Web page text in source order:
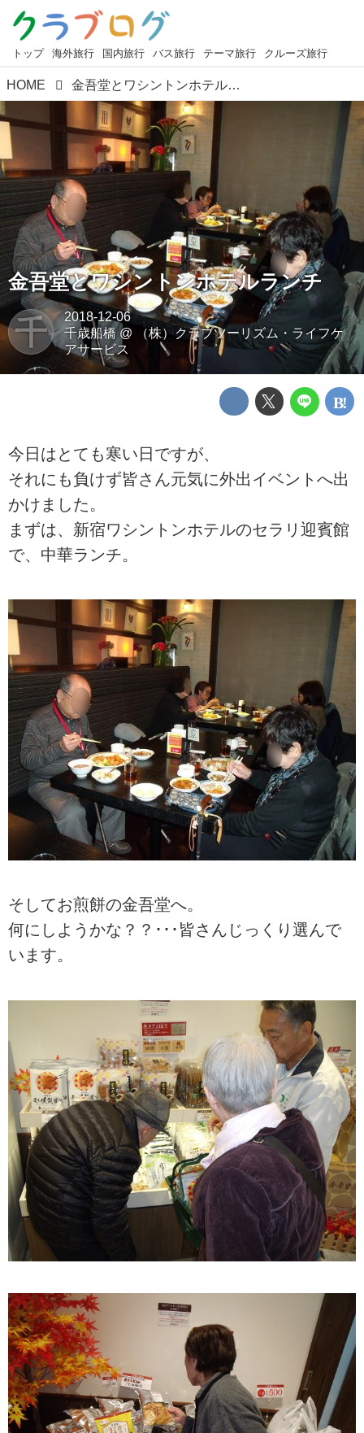
トップ 海外旅行 国内旅行 バス旅行 テーマ旅行 クルーズ旅行
HOME 金吾堂とワシントンホテルランチ
金吾堂とワシントンホテルランチ
千
2018-12-06
千歳船橋 @
（株）クラブツーリズム・ライフケ
アサービス
今日はとても寒い日ですが、
それにも負けず皆さん元気に外出イベントへ出
かけました。
まずは、新宿ワシントンホテルのセラリ迎賓館
で、中華ランチ。
そしてお煎餅の金吾堂へ。
何にしようかな？？･･･皆さんじっくり選んで
います。